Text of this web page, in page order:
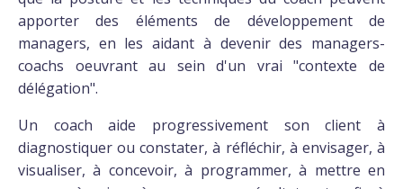
apporter des éléments de développement de
managers, en les aidant à devenir des managers-
coachs oeuvrant au sein d'un vrai "contexte de
délégation".
Un coach aide progressivement son client à
diagnostiquer ou constater, à réfléchir, à envisager, à
visualiser, à concevoir, à programmer, à mettre en